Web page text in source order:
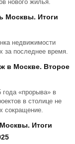
нового жилья.
Москвы. Итоги
недвижимости
за последнее время.
в Москве. Второе
года «прорыва» в
в столице не
сокращение.
Итоги